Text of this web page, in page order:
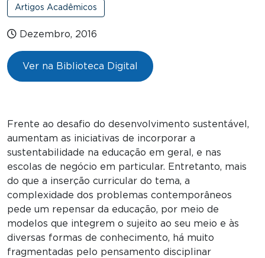
Artigos Acadêmicos
Dezembro, 2016
Ver na Biblioteca Digital
Frente ao desafio do desenvolvimento sustentável,
aumentam as iniciativas de incorporar a
sustentabilidade na educação em geral, e nas
escolas de negócio em particular. Entretanto, mais
do que a inserção curricular do tema, a
complexidade dos problemas contemporâneos
pede um repensar da educação, por meio de
modelos que integrem o sujeito ao seu meio e às
diversas formas de conhecimento, há muito
fragmentadas pelo pensamento disciplinar